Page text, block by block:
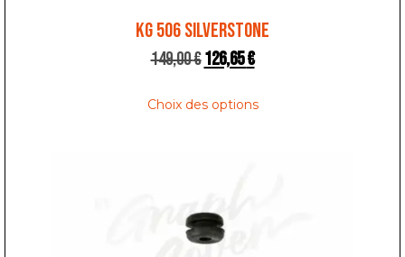
KG 506 SILVERSTONE
149,00€126,65€
Choix des options